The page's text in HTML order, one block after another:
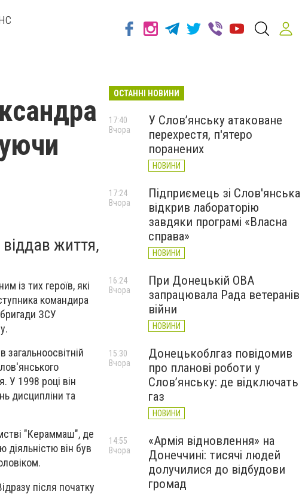
життя,
із тих героїв, які
командира
ЗСУ
У 1998 році він
дисципліни та
"Кераммаш", де
діяльністю він був
після початку
ОСТАННІ НОВИНИ
У Слов’янську атаковане
перехрестя, п'ятеро
поранених
НОВИНИ
17:40
Вчора
Підприємець зі Слов'янська
відкрив лабораторію
завдяки програмі «Власна
справа»
НОВИНИ
17:24
Вчора
При Донецькій ОВА
запрацювала Рада ветеранів
війни
НОВИНИ
16:24
Вчора
Донецькоблгаз повідомив
про планові роботи у
Слов’янську: де відключать
газ
НОВИНИ
15:30
Вчора
«Армія відновлення» на
Донеччині: тисячі людей
долучилися до відбудови
громад
14:55
Вчора